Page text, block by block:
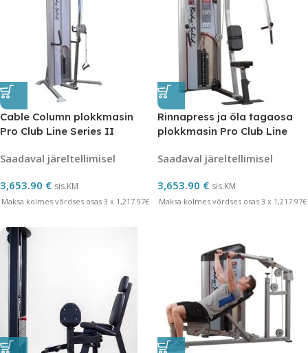
Cable Column plokkmasin
Pro Club Line Series II
Saadaval järeltellimisel
3,653.90 € sis.KM
Maksa kolmes võrdses osas 3 x 1,217.97€
Rinnapress ja õla tagaosa
plokkmasin Pro Club Line
Saadaval järeltellimisel
3,653.90 € sis.KM
Maksa kolmes võrdses osas 3 x 1,217.97€